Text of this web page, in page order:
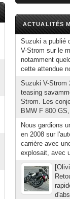
ACTUALITÉS
Suzuki a publié
V-Strom sur le
notamment
cette attendue
Suzuki V-Strom
teasing
Strom. Les
BMW F 800
Nous gardions
en 2008 sur
carrière avec
explosait, avec